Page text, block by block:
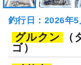
釣行日：2026年
グルクン
ゴ）